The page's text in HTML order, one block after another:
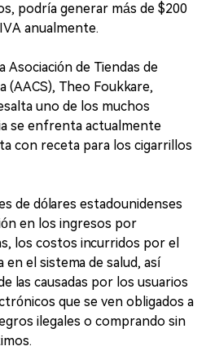
podría generar más de $200
anualmente.
Asociación de Tiendas de
(AACS), Theo Foukkare,
uno de los muchos
se enfrenta actualmente
con receta para los cigarrillos
de dólares estadounidenses
en los ingresos por
los costos incurridos por el
el sistema de salud, así
las causadas por los usuarios
que se ven obligados a
ilegales o comprando sin